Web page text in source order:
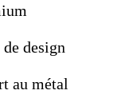
design
au métal